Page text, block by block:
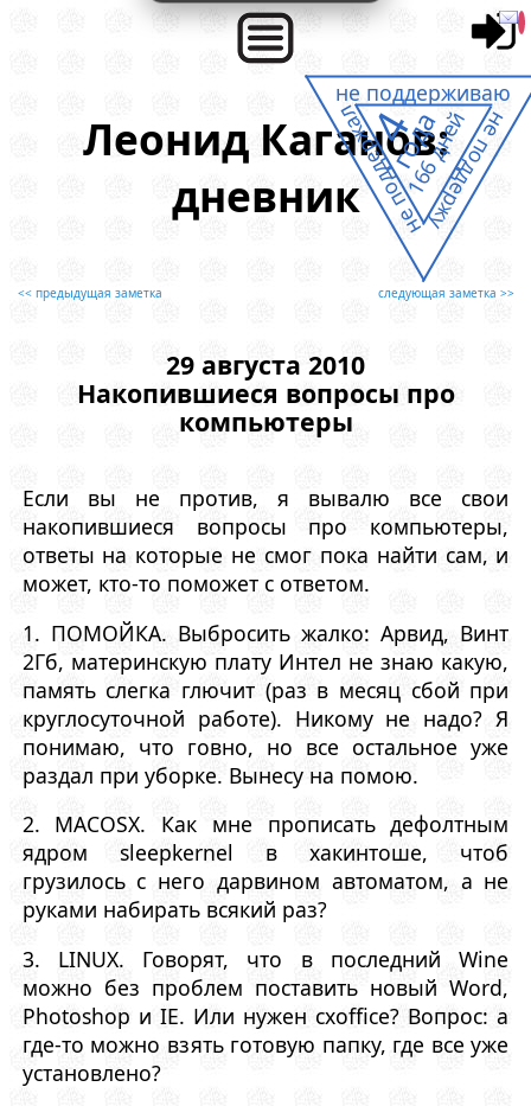
Леонид Каганов:
дневник
<< предыдущая заметка следующая заметка >>
29 августа 2010
Накопившиеся вопросы про
компьютеры
Если вы не против, я вывалю все свои
накопившиеся вопросы про компьютеры,
ответы на которые не смог пока найти сам, и
может, кто-то поможет с ответом.
1. ПОМОЙКА. Выбросить жалко: Арвид, Винт
2Гб, материнскую плату Интел не знаю какую,
память слегка глючит (раз в месяц сбой при
круглосуточной работе). Никому не надо? Я
понимаю, что говно, но все остальное уже
раздал при уборке. Вынесу на помою.
2. MACOSX. Как мне прописать дефолтным
ядром sleepkernel в хакинтоше, чтоб
грузилось с него дарвином автоматом, а не
руками набирать всякий раз?
3. LINUX. Говорят, что в последний Wine
можно без проблем поставить новый Word,
Photoshop и IE. Или нужен cxoffice? Вопрос: а
где-то можно взять готовую папку, где все уже
установлено?
не поддержал
не поддерживаю
не поддержу
4
года
166 дней